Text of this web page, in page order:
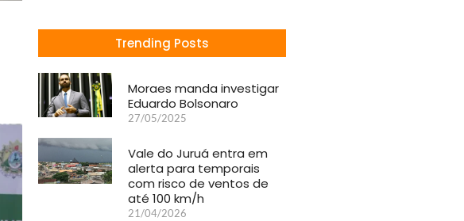
Trending Posts
Moraes manda investigar
Eduardo Bolsonaro
27/05/2025
Vale do Juruá entra em
alerta para temporais
com risco de ventos de
até 100 km/h
21/04/2026